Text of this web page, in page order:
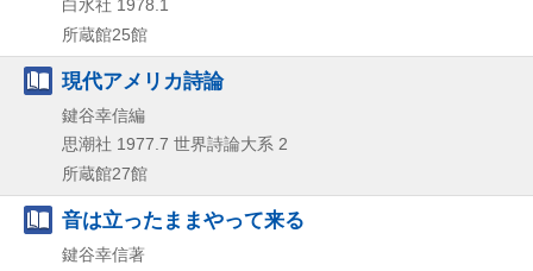
白水社 1978.1
所蔵館25館
現代アメリカ詩論
鍵谷幸信編
思潮社 1977.7 世界詩論大系 2
所蔵館27館
音は立ったままやって来る
鍵谷幸信著